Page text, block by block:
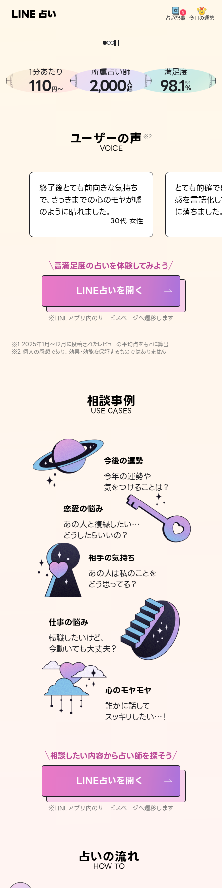
占い記事 今日の運勢
相談事例
LINE占いを開く
※LINEアプリ内のサービスページへ遷移します
どうせなら
。
1分あたり
110円〜
所属占い師
2,000人
超
満足度
98.1※1
%
ユーザーの声 ※2
VOICE
終了後とても前向きな気持ち
で、さっきまでの心のモヤが嘘
のように晴れました。
30代 女性
とても的確
感を言語化
に落ちました
高満足度の占いを体験してみよう
LINE占いを開く
※LINEアプリ内のサービスページへ遷移します
※1 2025年1月〜12月に投稿されたレビューの平均点をもとに算出
※2 個人の感想であり、効果・効能を保証するものではありません
相談事例
USE CASES
今後の運勢
今年の運勢や
気をつけることは？
恋愛の悩み
あの人と復縁したい…
どうしたらいいの？
相手の気持ち
あの人は私のことを
どう思ってる？
仕事の悩み
転職したいけど、
今動いても大丈夫？
心のモヤモヤ
誰かに話して
スッキリしたい…！
相談したい内容から占い師を探そう
LINE占いを開く
※LINEアプリ内のサービスページへ遷移します
占いの流れ
HOW TO